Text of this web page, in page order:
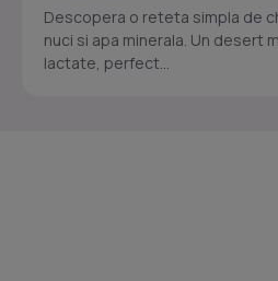
Descopera o reteta simpla de
nuci si apa minerala. Un desert
lactate, perfect...